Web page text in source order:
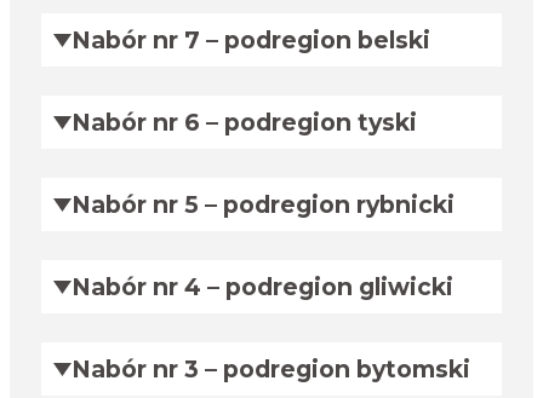
Nabór nr 7 – podregion belski
Nabór nr 6 – podregion tyski
Nabór nr 5 – podregion rybnicki
Nabór nr 4 – podregion gliwicki
Nabór nr 3 – podregion bytomski